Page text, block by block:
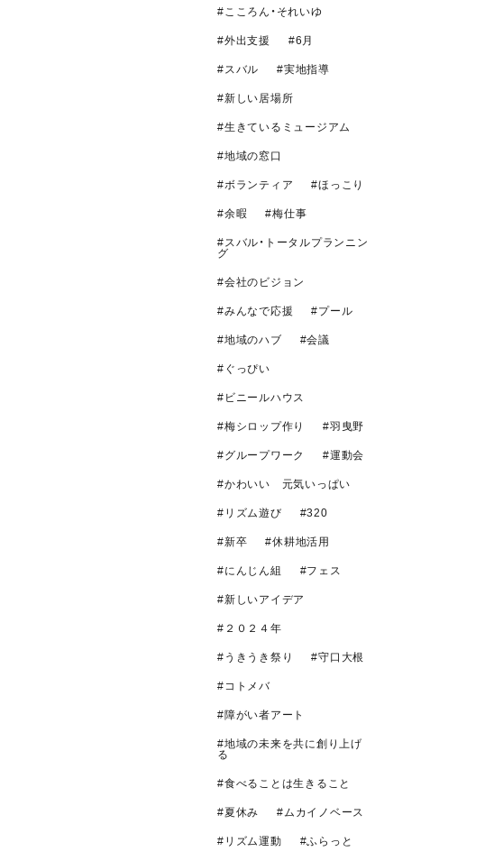
こころん・それいゆ
外出支援 6月
スバル 実地指導
新しい居場所
生きているミュージアム
地域の窓口
ボランティア ほっこり
余暇 梅仕事
スバル・トータルプランニン
グ
会社のビジョン
みんなで応援 プール
地域のハブ 会議
ぐっぴい
ビニールハウス
梅シロップ作り 羽曳野
グループワーク 運動会
かわいい 元気いっぱい
リズム遊び 320
新卒 休耕地活用
にんじん組 フェス
新しいアイデア
２０２４年
うきうき祭り 守口大根
コトメバ
障がい者アート
地域の未来を共に創り上げ
る
食べることは生きること
夏休み ムカイノベース
リズム運動 ふらっと